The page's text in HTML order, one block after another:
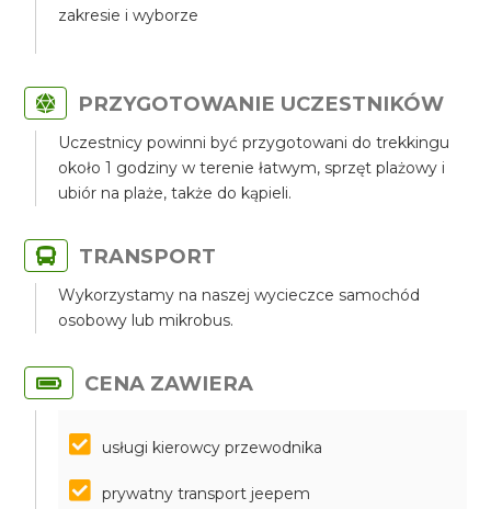
zakresie i wyborze
PRZYGOTOWANIE UCZESTNIKÓW
Uczestnicy powinni być przygotowani do trekkingu
około 1 godziny w terenie łatwym, sprzęt plażowy i
ubiór na plaże, także do kąpieli.
TRANSPORT
Wykorzystamy na naszej wycieczce samochód
osobowy lub mikrobus.
CENA ZAWIERA
usługi kierowcy przewodnika
prywatny transport jeepem